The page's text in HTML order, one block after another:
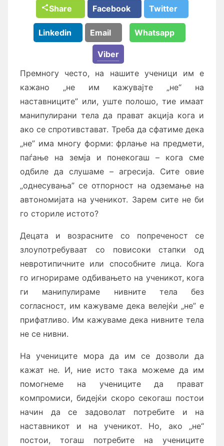
Share Facebook Twitter
Linkedin Email Whatsapp
Viber
Премногу често, на нашите ученици им е
кажано „не им кажувајте „не“ на
наставниците” или, уште полошо, тие имаат
манипулирани тела да прават акција кога и
ако се спротивстават. Треба да сфатиме дека
„не” има многу форми: фрлање на предмети,
паѓање на земја и понекогаш – кога сме
одбиле да слушаме – агресија. Сите овие
„однесувањa” се отпорност на одземање на
автономијата на ученикот. Зарем сите не би
го сториле истото?
Децата и возрасните со попреченост се
злоупотребуваат со повисоки стапки од
невротипичните или способните лица. Кога
го игнорираме одбивањето на ученикот, кога
ги манипулираме нивните тела без
согласност, им кажуваме дека велејќи „не” е
прифатливо. Им кажуваме дека нивните тела
не се нивни.
На учениците мора да им се дозволи да
кажат не. И, ние исто така можеме да им
помогнеме на учениците да прават
компромиси, бидејќи скоро секогаш постои
начин да се задоволат потребите и на
наставникот и на ученикот. Но, ако „не“
постои, тогаш потребите на учениците